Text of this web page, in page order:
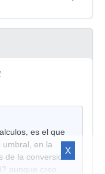
es el que
en la
de la conversion
aunque creo
X